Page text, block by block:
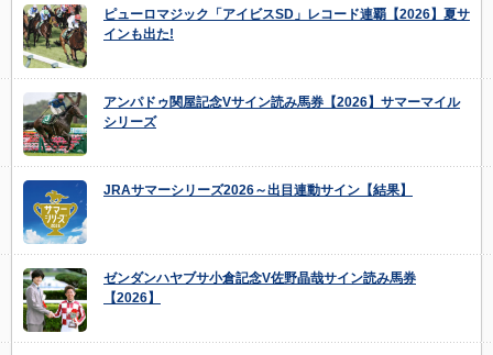
ピューロマジック「アイビスSD」レコード連覇【2026】夏サ
インも出た!
アンパドゥ関屋記念Vサイン読み馬券【2026】サマーマイル
シリーズ
JRAサマーシリーズ2026～出目連動サイン【結果】
ゼンダンハヤブサ小倉記念V佐野晶哉サイン読み馬券
【2026】